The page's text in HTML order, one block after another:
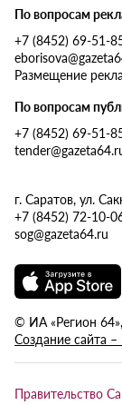
По вопросам
+7 (8452) 69-51-
Размещение
По вопросам
+7 (8452) 69-51-
г. Саратов, ул.
+7 (8452) 72-10-
sog@gazeta64.ru
© ИА «Регион
Создание сайта
Правительство